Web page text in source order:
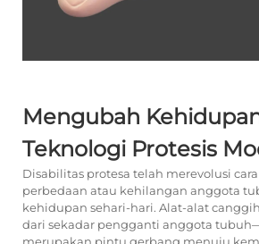
Mengubah
Teknologi Protesis
Disabilitas protesa telah merevolusi
perbedaan atau kehilangan anggota
kehidupan sehari-hari. Alat-alat
dari sekadar pengganti anggota